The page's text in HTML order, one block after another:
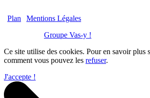
Plan
Mentions Légales
Groupe Vas-y !
Ce site utilise des cookies. Pour en savoir plus
comment vous pouvez les refuser.
J'accepte !